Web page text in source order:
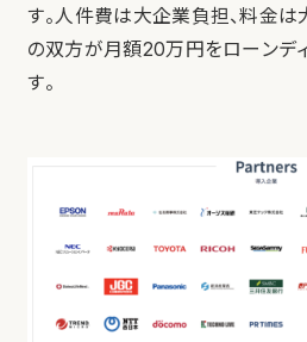
す。人件費は大企業負担、料金は
の双方が月額20万円をローンデ
す。